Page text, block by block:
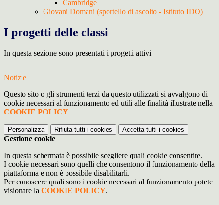
Cambridge
Giovani Domani (sportello di ascolto - Istituto IDO)
I progetti delle classi
In questa sezione sono presentati i progetti attivi
Notizie
Questo sito o gli strumenti terzi da questo utilizzati si avvalgono di
cookie necessari al funzionamento ed utili alle finalità illustrate nella
COOKIE POLICY.
Personalizza Rifiuta tutti i cookies Accetta tutti i cookies
Gestione cookie
In questa schermata è possibile scegliere quali cookie consentire.
I cookie necessari sono quelli che consentono il funzionamento della
piattaforma e non è possibile disabilitarli.
Per conoscere quali sono i cookie necessari al funzionamento potete
visionare la COOKIE POLICY.